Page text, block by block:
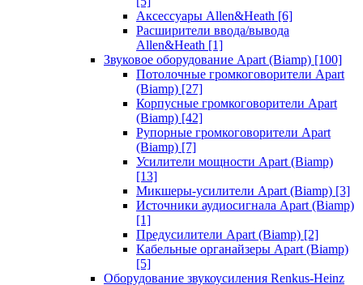
Аксессуары Allen&Heath [6]
Расширители ввода/вывода
Allen&Heath [1]
Звуковое оборудование Apart (Biamp) [100]
Потолочные громкоговорители Apart
(Biamp) [27]
Корпусные громкоговорители Apart
(Biamp) [42]
Рупорные громкоговорители Apart
(Biamp) [7]
Усилители мощности Apart (Biamp)
[13]
Микшеры-усилители Apart (Biamp) [3]
Источники аудиосигнала Apart (Biamp)
[1]
Предусилители Apart (Biamp) [2]
Кабельные органайзеры Apart (Biamp)
[5]
Оборудование звукоусиления Renkus-Heinz